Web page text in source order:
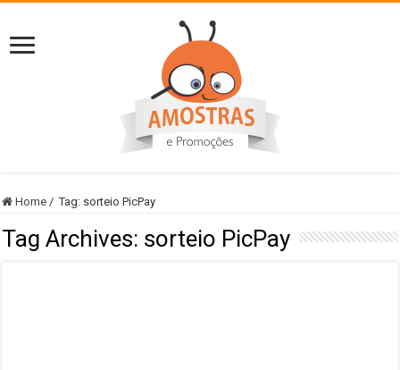
Home / Tag: sorteio PicPay
Tag Archives: sorteio PicPay